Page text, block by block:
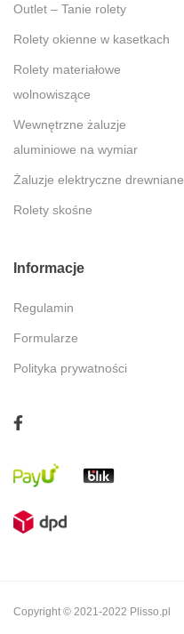
Outlet – Tanie rolety
Rolety okienne w kasetkach
Rolety materiałowe
wolnowiszące
Wewnętrzne żaluzje
aluminiowe na wymiar
Żaluzje elektryczne drewniane
Rolety skośne
Informacje
Regulamin
Formularze
Polityka prywatności
Copyright © 2021-2022 Plisso.pl